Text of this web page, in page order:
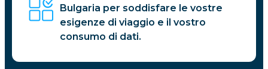
Bulgaria per soddisfare le vostre
esigenze di viaggio e il vostro
consumo di dati.